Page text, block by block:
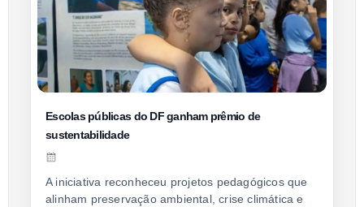
Escolas públicas do DF ganham prêmio de
sustentabilidade
A iniciativa reconheceu projetos pedagógicos que
alinham preservação ambiental, crise climática e